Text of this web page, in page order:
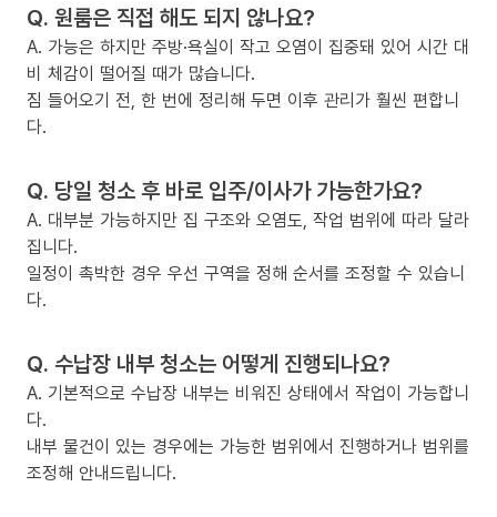
Q. 원룸은 직접 해도 되지 않나요?
A. 가능은 하지만 주방·욕실이 작고 오염이 집중돼 있어 시간 대
비 체감이 떨어질 때가 많습니다.
짐 들어오기 전, 한 번에 정리해 두면 이후 관리가 훨씬 편합니
다.
Q. 당일 청소 후 바로 입주/이사가 가능한가요?
A. 대부분 가능하지만 집 구조와 오염도, 작업 범위에 따라 달라
집니다.
일정이 촉박한 경우 우선 구역을 정해 순서를 조정할 수 있습니
다.
Q. 수납장 내부 청소는 어떻게 진행되나요?
A. 기본적으로 수납장 내부는 비워진 상태에서 작업이 가능합니
다.
내부 물건이 있는 경우에는 가능한 범위에서 진행하거나 범위를
조정해 안내드립니다.